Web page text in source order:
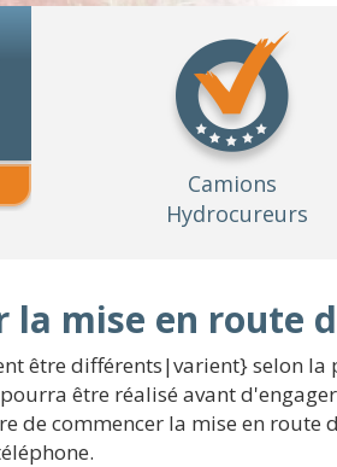
Camions
Hydrocureurs
la mise en route
être différents|varient} selon la
être réalisé avant
de commencer la mise en route